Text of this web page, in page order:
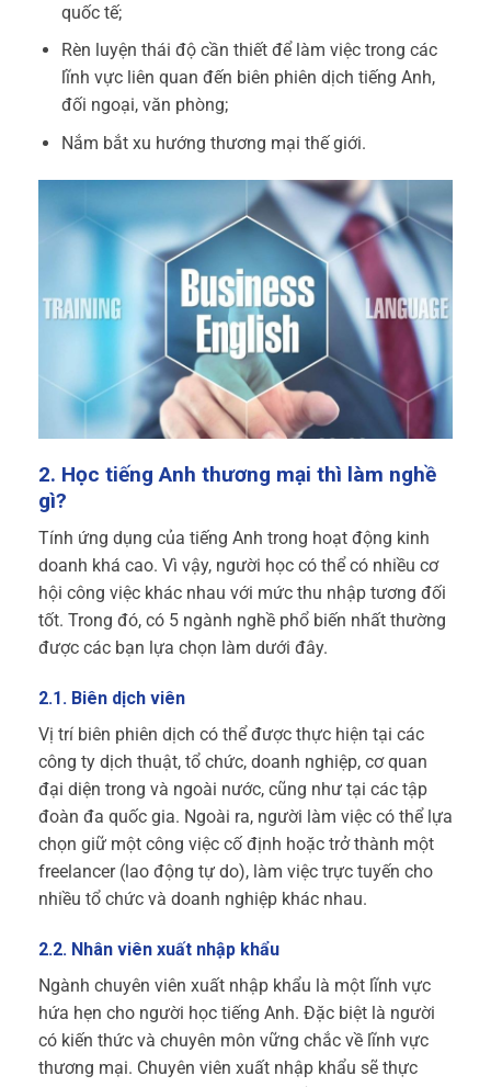
quốc tế;
Rèn luyện thái độ cần thiết để làm việc trong các
lĩnh vực liên quan đến biên phiên dịch tiếng Anh,
đối ngoại, văn phòng;
Nắm bắt xu hướng thương mại thế giới.
2. Học tiếng Anh thương mại thì làm nghề
gì?
Tính ứng dụng của tiếng Anh trong hoạt động kinh
doanh khá cao. Vì vậy, người học có thể có nhiều cơ
hội công việc khác nhau với mức thu nhập tương đối
tốt. Trong đó, có 5 ngành nghề phổ biến nhất thường
được các bạn lựa chọn làm dưới đây.
2.1. Biên dịch viên
Vị trí biên phiên dịch có thể được thực hiện tại các
công ty dịch thuật, tổ chức, doanh nghiệp, cơ quan
đại diện trong và ngoài nước, cũng như tại các tập
đoàn đa quốc gia. Ngoài ra, người làm việc có thể lựa
chọn giữ một công việc cố định hoặc trở thành một
freelancer (lao động tự do), làm việc trực tuyến cho
nhiều tổ chức và doanh nghiệp khác nhau.
2.2. Nhân viên xuất nhập khẩu
Ngành chuyên viên xuất nhập khẩu là một lĩnh vực
hứa hẹn cho người học tiếng Anh. Đặc biệt là người
có kiến thức và chuyên môn vững chắc về lĩnh vực
thương mại. Chuyên viên xuất nhập khẩu sẽ thực